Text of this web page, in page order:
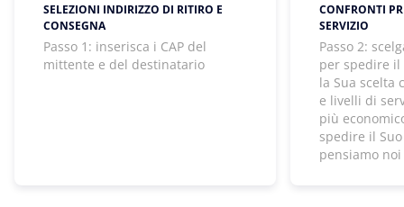
SELEZIONI INDIRIZZO DI RITIRO E
CONSEGNA
Passo 1: inserisca i CAP del
mittente e del destinatario
CONFRONTI
SERVIZIO
Passo 2:
per spedire il
la Sua scelta
e livelli di
più
spedire il Suo
pensiamo noi